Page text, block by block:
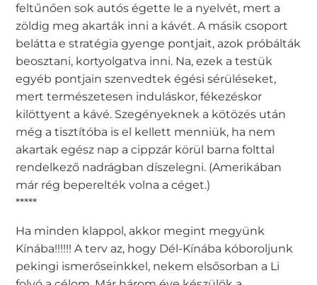
feltűnően sok autós égette le a nyelvét, mert a
zöldig meg akarták inni a kávét. A másik csoport
belátta e stratégia gyenge pontjait, azok próbálták
beosztani, kortyolgatva inni. Na, ezek a testük
egyéb pontjain szenvedtek égési sérüléseket,
mert természetesen induláskor, fékezéskor
kilöttyent a kávé. Szegényeknek a kötözés után
még a tisztítóba is el kellett menniük, ha nem
akartak egész nap a cippzár körül barna folttal
rendelkező nadrágban díszelegni. (Amerikában
már rég beperelték volna a céget.)
*****
Ha minden klappol, akkor megint megyünk
Kínába!!!!!! A terv az, hogy Dél-Kínába kóboroljunk
pekingi ismerőseinkkel, nekem elsősorban a Li